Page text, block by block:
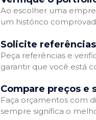
Ao escolher uma
um histórico
Solicite
Peça referências e
garantir que você está
Compare preços e
Faça orçamentos com
sempre significa o